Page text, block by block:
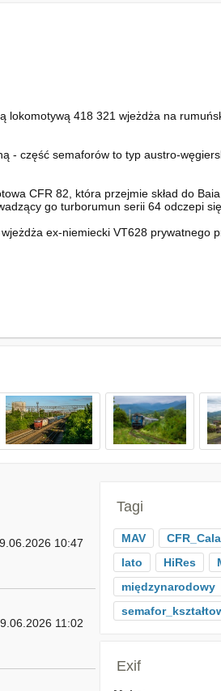
418 321 wjeżdża na
- część semaforów to typ austro-
CFR 82, która przejmie skład do Baia
go turborumun serii 64 odczepi
ex-niemiecki VT628 prywatnego
10:47
11:02
Tagi
MAV
lato
HiRes
międzynarodowy
Exif